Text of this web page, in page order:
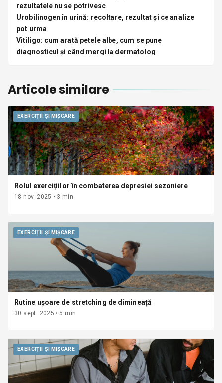
rezultatele nu se potrivesc
Urobilinogen în urină: recoltare, rezultat și ce analize
pot urma
Vitiligo: cum arată petele albe, cum se pune
diagnosticul și când mergi la dermatolog
Articole similare
EXERCIȚII ȘI MIȘCARE
Rolul exercițiilor în combaterea depresiei sezoniere
18 nov. 2025 • 3 min
EXERCIȚII ȘI MIȘCARE
Rutine ușoare de stretching de dimineață
30 sept. 2025 •5 min
EXERCIȚII ȘI MIȘCARE